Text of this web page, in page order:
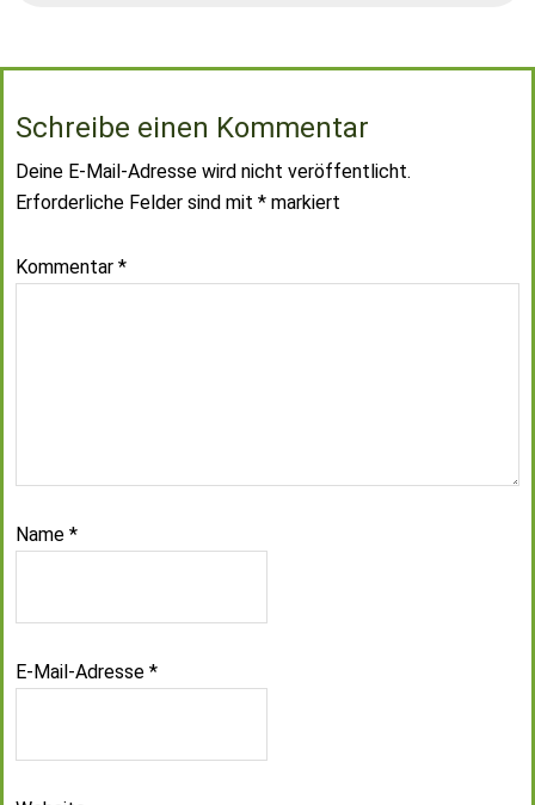
Schreibe einen Kommentar
Deine E-Mail-Adresse wird nicht veröffentlicht.
Erforderliche Felder sind mit * markiert
Kommentar *
Name *
E-Mail-Adresse *